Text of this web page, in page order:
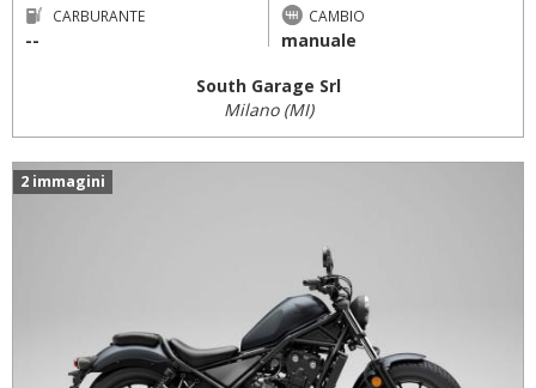
CARBURANTE
--
CAMBIO
manuale
South Garage Srl
Milano (MI)
2 immagini